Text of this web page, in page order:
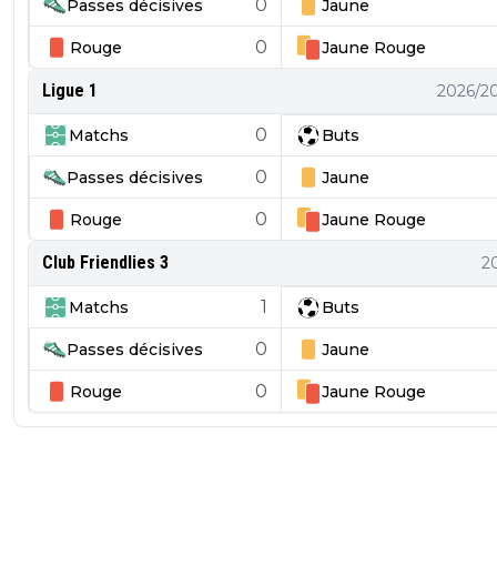
Passes décisives 0 Jaune
Rouge 0 Jaune Rouge
Ligue 1 2026/
Matchs 0 Buts
Passes décisives 0 Jaune
Rouge 0 Jaune Rouge
Club Friendlies 3
Matchs 1 Buts
Passes décisives 0 Jaune
Rouge 0 Jaune Rouge